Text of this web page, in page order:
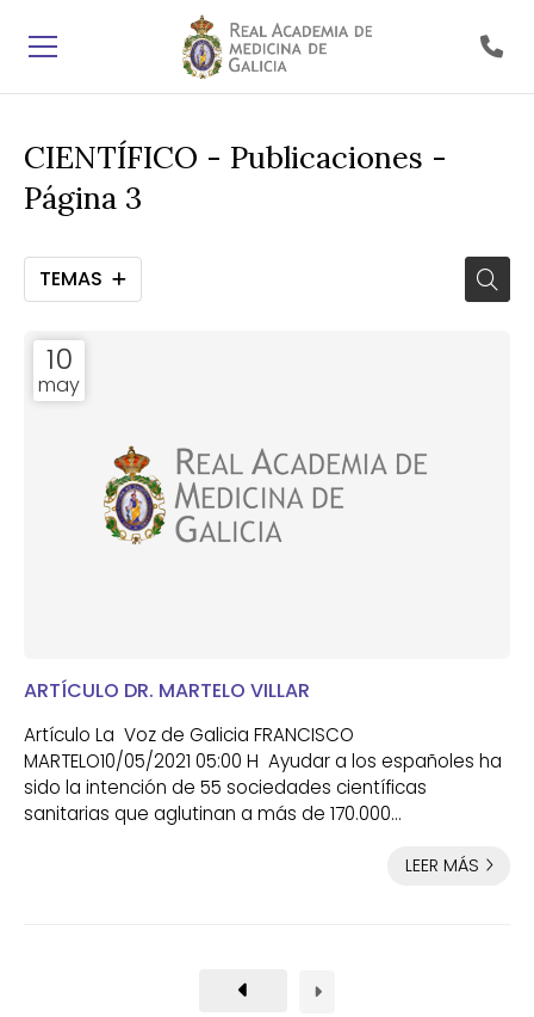
CIENTÍFICO - Publicaciones -
Página 3
TEMAS
10
may
ARTÍCULO DR. MARTELO VILLAR
Artículo La Voz de Galicia FRANCISCO
MARTELO10/05/2021 05:00 H Ayudar a los españoles ha
sido la intención de 55 sociedades científicas
sanitarias que aglutinan a más de 170.000
terrible pandemia que nos aflige desde hace más de
LEER MÁS